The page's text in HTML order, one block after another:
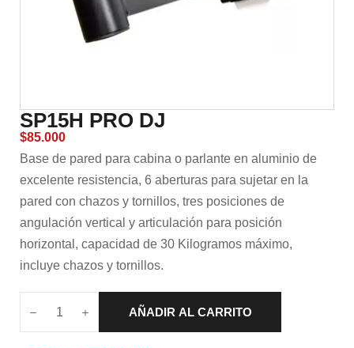
SP15H PRO DJ
$85.000
Base de pared para cabina o parlante en aluminio de
excelente resistencia, 6 aberturas para sujetar en la
pared con chazos y tornillos, tres posiciones de
angulación vertical y articulación para posición
horizontal, capacidad de 30 Kilogramos máximo,
incluye chazos y tornillos.
AÑADIR AL CARRITO